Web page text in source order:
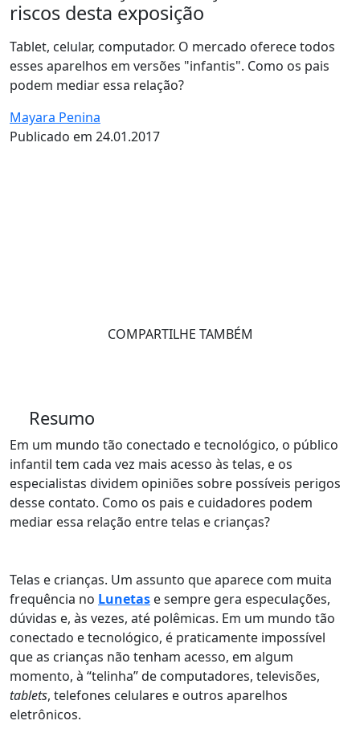
riscos desta exposição
Tablet, celular, computador. O mercado oferece todos
esses aparelhos em versões "infantis". Como os pais
podem mediar essa relação?
Mayara Penina
Publicado em 24.01.2017
COMPARTILHE TAMBÉM
Resumo
Em um mundo tão conectado e tecnológico, o público
infantil tem cada vez mais acesso às telas, e os
especialistas dividem opiniões sobre possíveis perigos
desse contato. Como os pais e cuidadores podem
mediar essa relação entre telas e crianças?
Telas e crianças. Um assunto que aparece com muita
frequência no Lunetas e sempre gera especulações,
dúvidas e, às vezes, até polêmicas. Em um mundo tão
conectado e tecnológico, é praticamente impossível
que as crianças não tenham acesso, em algum
momento, à “telinha” de computadores, televisões,
tablets, telefones celulares e outros aparelhos
eletrônicos.